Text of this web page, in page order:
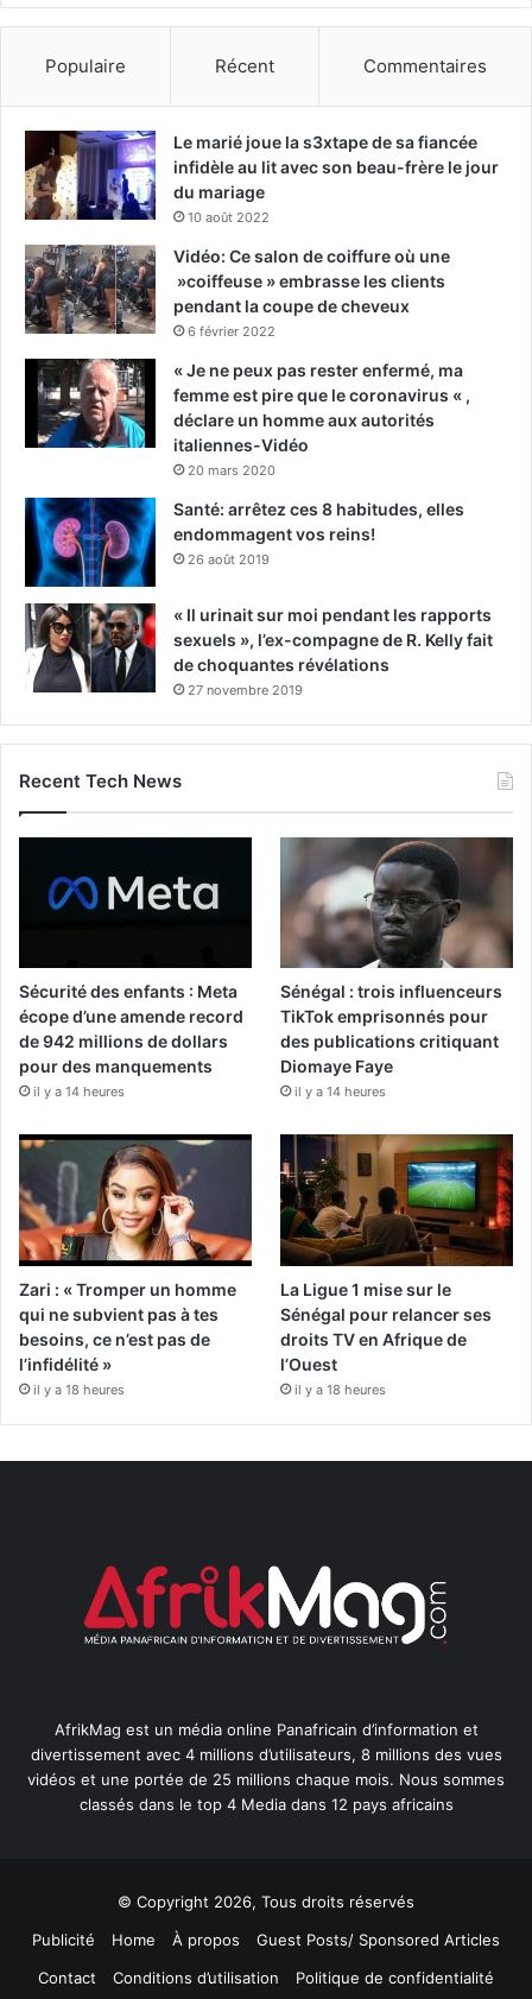
Populaire Récent Commentaires
Le marié joue la s3xtape de sa fiancée
infidèle au lit avec son beau-frère le jour
du mariage
10 août 2022
Vidéo: Ce salon de coiffure où une
»coiffeuse » embrasse les clients
pendant la coupe de cheveux
6 février 2022
« Je ne peux pas rester enfermé, ma
femme est pire que le coronavirus « ,
déclare un homme aux autorités
italiennes-Vidéo
20 mars 2020
Santé: arrêtez ces 8 habitudes, elles
endommagent vos reins!
26 août 2019
« Il urinait sur moi pendant les rapports
sexuels », l’ex-compagne de R. Kelly fait
de choquantes révélations
27 novembre 2019
Recent Tech News
Sécurité des enfants : Meta
écope d’une amende record
de 942 millions de dollars
pour des manquements
il y a 14 heures
Sénégal : trois influenceurs
TikTok emprisonnés pour
des publications critiquant
Diomaye Faye
il y a 14 heures
Zari : « Tromper un homme
qui ne subvient pas à tes
besoins, ce n’est pas de
l’infidélité »
il y a 18 heures
La Ligue 1 mise sur le
Sénégal pour relancer ses
droits TV en Afrique de
l’Ouest
il y a 18 heures
AfrikMag est un média online Panafricain d’information et
divertissement avec 4 millions d’utilisateurs, 8 millions des vues
vidéos et une portée de 25 millions chaque mois. Nous sommes
classés dans le top 4 Media dans 12 pays africains
© Copyright 2026, Tous droits réservés
Publicité
Home À propos
Guest Posts/ Sponsored Articles
Contact
Conditions d’utilisation Politique de confidentialité